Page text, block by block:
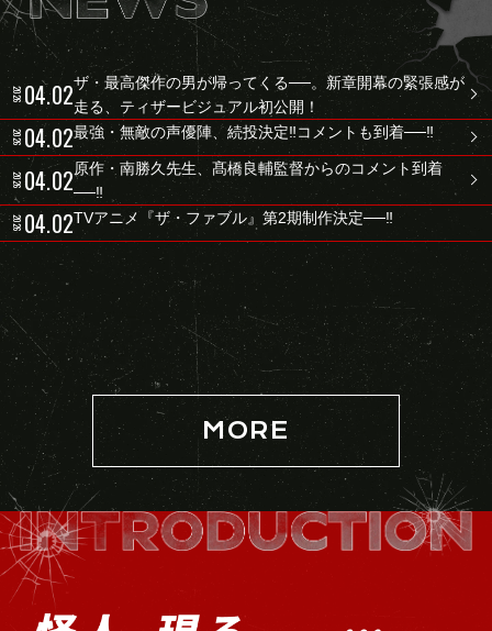
202604.02ザ・最高傑作の男が帰ってくる──。新章開幕の緊張感が
走る、ティザービジュアル初公開！
2026 04.02最強・無敵の声優陣、続投決定‼コメントも到着──‼
2026 04.02原作・南勝久先生、髙橋良輔監督からのコメント到着
──‼
2026 04.02TVアニメ『ザ・ファブル』第2期制作決定──‼
MORE